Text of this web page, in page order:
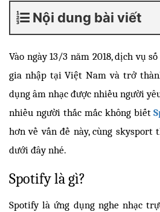
Nội dung bài viết
Vào ngày 13/3 năm 2018, dịch vụ
gia nhập tại Việt Nam và trở
dụng âm nhạc được nhiều người
nhiều người thắc mắc không biết
hơn về vấn đề này, cùng skysport
dưới đây nhé.
Spotify là gì?
Spotify là ứng dụng nghe nhạc